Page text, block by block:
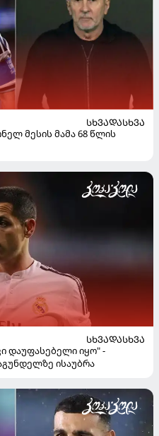
ᲡᲮᲕᲐᲓᲐᲡᲮᲕᲐ
მესის მამა 68 წლის
ᲡᲮᲕᲐᲓᲐᲡᲮᲕᲐ
დაუფასებელი იყო" -
ისაუბრა